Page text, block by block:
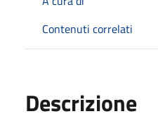
Contenuti correlati
Descrizione